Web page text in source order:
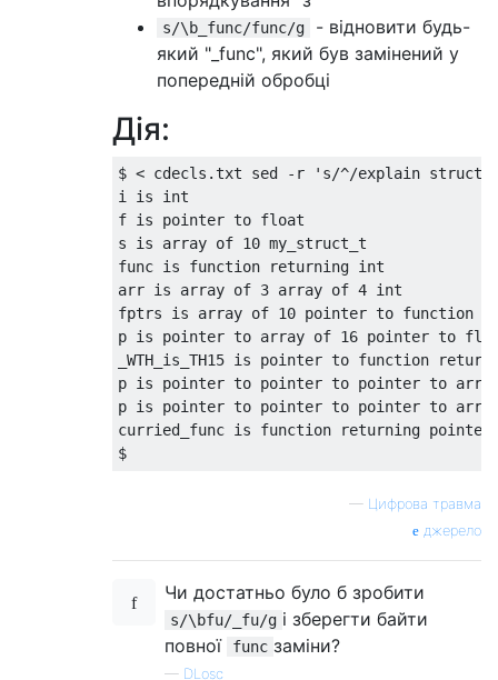
s/\b_func/func/g
- відновити будь-
який "_func", який був замінений у
попередній обробці
Дія:
$ < cdecls.txt sed -r 's/^/explain
i is int
f is pointer to float
s is array of 10 my_struct_t
func is function returning int
arr is array of 3 array of 4 int
fptrs is array of 10 pointer to function
p is pointer to array of 16 pointer to
_WTH_is_TH15 is pointer to function
p is pointer to pointer to pointer to
p is pointer to pointer to pointer to
curried_func is function returning
— Цифрова травма
джерело
Чи достатньо було б зробити
s/\bfu/_fu/g і зберегти байти
повної
func заміни?
— DLosc